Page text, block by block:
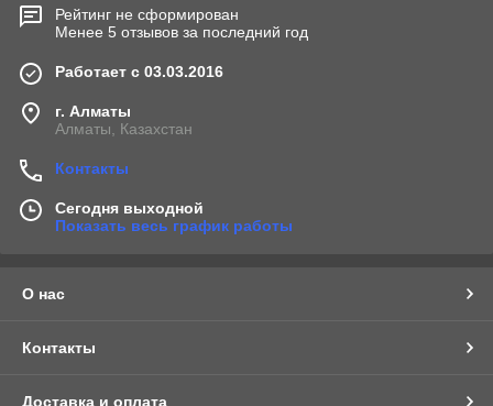
Рейтинг не сформирован
Менее 5 отзывов за последний год
Работает с 03.03.2016
г. Алматы
Алматы, Казахстан
Контакты
Сегодня выходной
Показать весь график работы
О нас
Контакты
Доставка и оплата